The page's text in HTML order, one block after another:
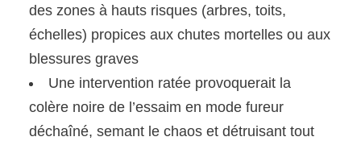
des zones à hauts risques (arbres, toits,
échelles) propices aux chutes mortelles ou aux
blessures graves
Une intervention ratée provoquerait la
colère noire de l’essaim en mode fureur
déchaîné, semant le chaos et détruisant tout